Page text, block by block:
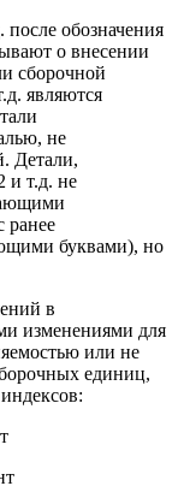
обозначения
о внесении
сборочной
являются
не
Детали,
и т.д. не
ранее
буквами), но
в
изменениями для
или не
единиц,